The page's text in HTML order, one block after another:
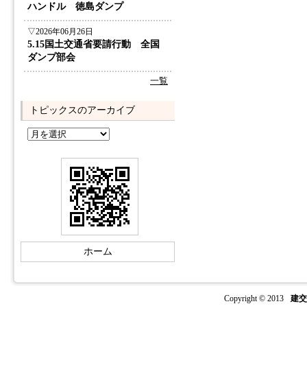
ハンドル 徳島ダンプ
▽2026年06月26日
5.15国土交通省要請行動 全国
ダンプ部会
一覧
トピックスのアーカイブ
ホーム
Copyright © 2013 建